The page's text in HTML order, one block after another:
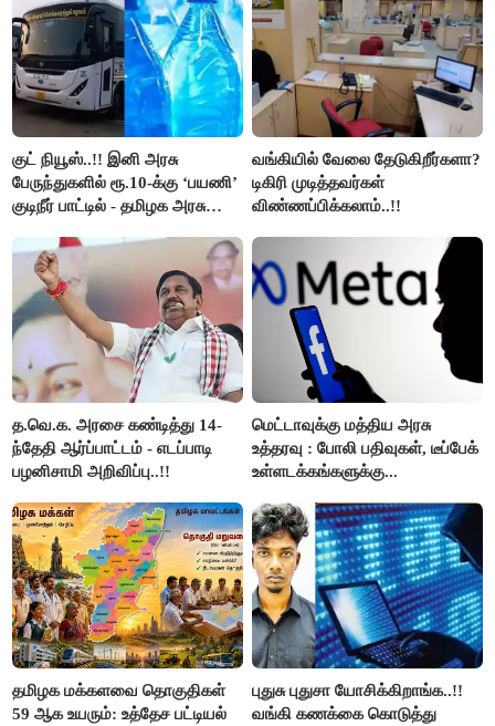
குட் நியூஸ்..!! இனி அரசு
பேருந்துகளில் ரூ.10-க்கு ‘பயணி’
குடிநீர் பாட்டில் - தமிழக அரசு
வங்கியில் வேலை தேடுகிறீர்களா?
டிகிரி முடித்தவர்கள்
விண்ணப்பிக்கலாம்..!!
த.வெ.க. அரசை கண்டித்து 14-
ந்தேதி ஆர்ப்பாட்டம் - எடப்பாடி
பழனிசாமி அறிவிப்பு..!!
மெட்டாவுக்கு மத்திய அரசு
உத்தரவு : போலி பதிவுகள், டீப்பேக்
உள்ளடக்கங்களுக்கு...
தமிழக மக்களவை தொகுதிகள்
59 ஆக உயரும்: உத்தேச பட்டியல்
புதுசு புதுசா யோசிக்கிறாங்க..!!
வங்கி கணக்கை கொடுத்து